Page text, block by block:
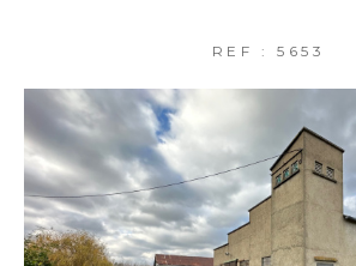
REF : 5653
NOUVEAUTÉS
RECHERCHER